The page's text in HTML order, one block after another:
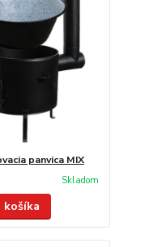
panvica MIX
Skladom
košíka